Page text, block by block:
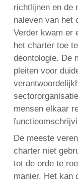
richtlijnen en de
naleven van het
Verder kwam er
het charter toe
deontologie. De
pleiten voor
mensen elkaar
De meeste
charter niet
tot de orde te
manier. Het kan